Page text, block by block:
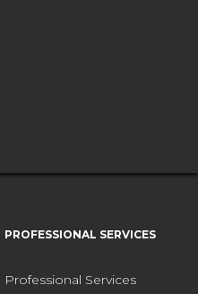
PROFESSIONAL SERVICES
Professional Services